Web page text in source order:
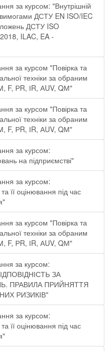
за курсом: "Внутрішній
вимогами ДСТУ EN ISO/IEC
ДСТУ ISO
ILAC, EA -
за курсом "Повірка та
техніки за обраним
F, РR, ІR, АUV, QМ"
за курсом "Повірка та
техніки за обраним
F, РR, ІR, АUV, QМ"
за курсом:
на підприємстві"
за курсом:
її оцінювання під час
за курсом "Повірка та
техніки за обраним
F, РR, ІR, АUV, QМ"
за курсом:
ЗА
ПРАВИЛА ПРИЙНЯТТЯ
РИЗИКІВ"
за курсом:
її оцінювання під час